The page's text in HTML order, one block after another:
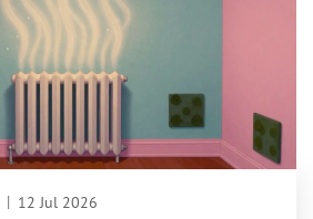
12 Jul 2026